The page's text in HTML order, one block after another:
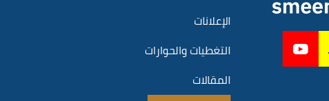
الإعلانات
التغطيات والحوارات
المقالات